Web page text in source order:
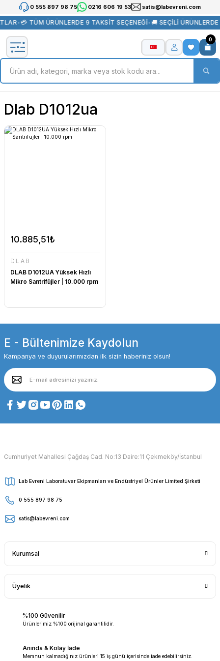
0 555 897 98 75 0216 606 19 53 satis@labevreni.com
•💳 TÜM ÜRÜNLERDE 9 TAKSİT SEÇENEĞİ•🚚 SEÇİLİ
0
Dlab D1012ua
10.885,51₺
DLAB
DLAB D1012UA Yüksek Hızlı
Mikro Santrifüjler | 10.000 rpm
E - Bültenimize Kaydolun
Kampanya ve duyurularımızdan ilk sizin haberiniz olsun!
Cumhuriyet Mahallesi Çağdaş Cad. No:13 Daire:11 Çekmeköy/İstanbul
Lab Evreni Laboratuvar Ekipmanları ve Endüstriyel Ürünler Limited Şirketi
0 555 897 98 75
satis@labevreni.com
Kurumsal
Üyelik
%100 Güvenilir
Ürünlerimiz %100 orijinal garantilidir.
Anında & Kolay İade
Memnun kalmadığınız ürünleri 15 iş günü içerisinde iade edebilirsiniz.